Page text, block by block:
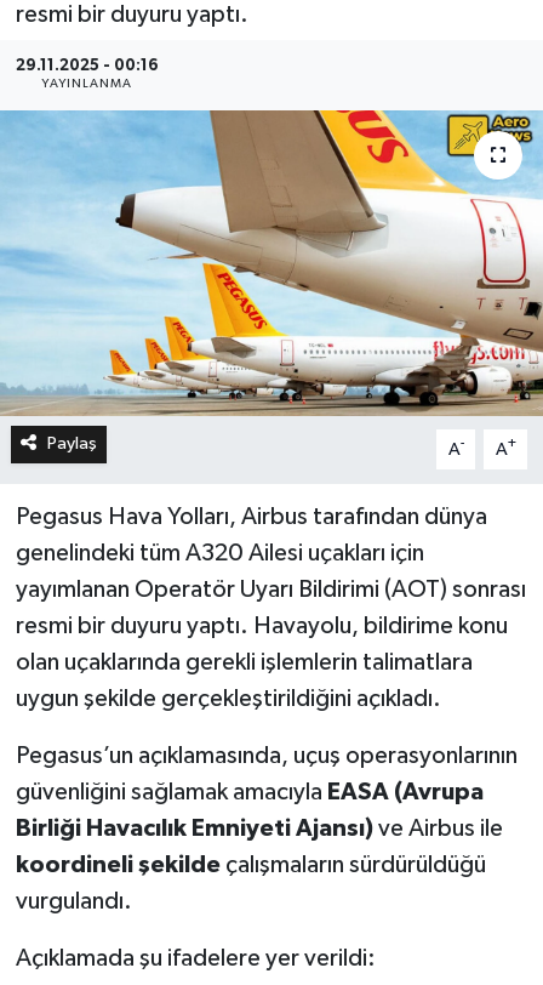
resmi bir duyuru yaptı.
29.11.2025 - 00:16
YAYINLANMA
Paylaş A- A+
Pegasus Hava Yolları, Airbus tarafından dünya
genelindeki tüm A320 Ailesi uçakları için
yayımlanan Operatör Uyarı Bildirimi (AOT) sonrası
resmi bir duyuru yaptı. Havayolu, bildirime konu
olan uçaklarında gerekli işlemlerin talimatlara
uygun şekilde gerçekleştirildiğini açıkladı.
Pegasus’un açıklamasında, uçuş operasyonlarının
güvenliğini sağlamak amacıyla EASA (Avrupa
Birliği Havacılık Emniyeti Ajansı)ve Airbus ile
koordineli şekildeçalışmaların sürdürüldüğü
vurgulandı.
Açıklamada şu ifadelere yer verildi: